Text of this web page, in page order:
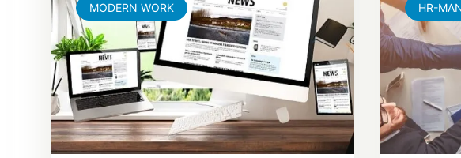
MODERN WORK HR-